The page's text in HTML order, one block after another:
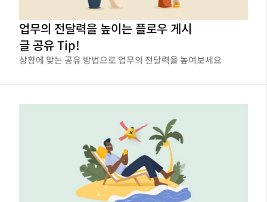
업무의 전달력을 높이는 플로우 게시
글 공유 Tip!
상황에 맞는 공유 방법으로 업무의 전달력을 높여보세요